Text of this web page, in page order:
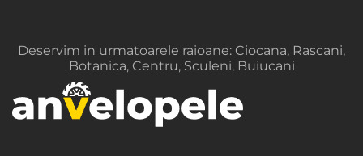
Deservim in urmatoarele raioane: Ciocana, Rascani,
Botanica, Centru, Sculeni, Buiucani